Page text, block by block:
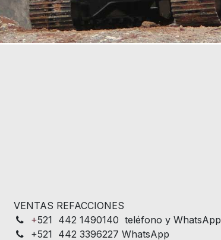
VENTAS REFACCIONES
+521 442 1490140 teléfono y WhatsApp
+521 442 3396227 WhatsApp